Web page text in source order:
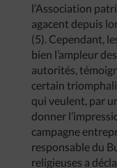
l’Association
agacent depuis
(5). Cependant,
bien l’ampleur
autorités,
certain
qui veulent, par
donner
campagne
responsable du
religieuses a